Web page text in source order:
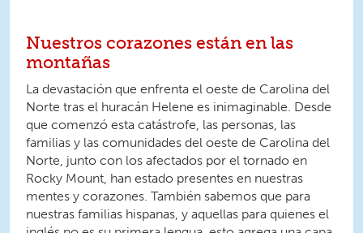
Nuestros corazones están en las
montañas
La devastación que enfrenta el oeste de Carolina del
Norte tras el huracán Helene es inimaginable. Desde
que comenzó esta catástrofe, las personas, las
familias y las comunidades del oeste de Carolina del
Norte, junto con los afectados por el tornado en
Rocky Mount, han estado presentes en nuestras
mentes y corazones. También sabemos que para
nuestras familias hispanas, y aquellas para quienes el